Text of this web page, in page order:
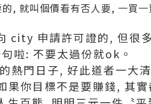
, 就叫個價看有否人要, 一買
city 申請許可證的, 但很
啦: 不要太過份就ok。
門日子, 好此道者一大
果你目標不是要賺錢, 其